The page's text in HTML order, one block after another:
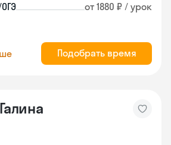
от 1880 ₽ / урок
Подобрать время
Галина